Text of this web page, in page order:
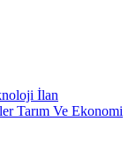
İlan
Tarım Ve Ekonomi